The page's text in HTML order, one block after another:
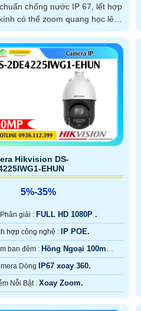
chống nước IP 67, lết hợp
có thể zoom quang học lên
trang bị công nghệ AI
giúp nhận biết người và
tiện
Hikvision DS-
EHUN
5%-35%
Phân giải : FULL HD 1080P .
🤖️ Tích hợp công nghệ : IP POE.
💥 Xem ban đêm : Hồng Ngoại 100m
Ngoại Smart IR.
Dòng IP67 xoay 360.
️⌘ Điểm Nỗi Bật : Xoay Zoom.